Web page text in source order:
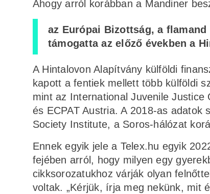
Ahogy arról korábban a Mandiner
az Európai Bizottság, a
támogatta az előző években a
A Hintalovon Alapítvány külföldi
kapott a fentiek mellett több külföldi
mint az International Juvenile
és ECPAT Austria. A 2018-as
Society Institute, a Soros-hálózat
Ennek egyik jele a Telex.hu egyik
fejében arról, hogy milyen egy
cikksorozatukhoz várják olyan
voltak. „Kérjük, írja meg nekünk, mit